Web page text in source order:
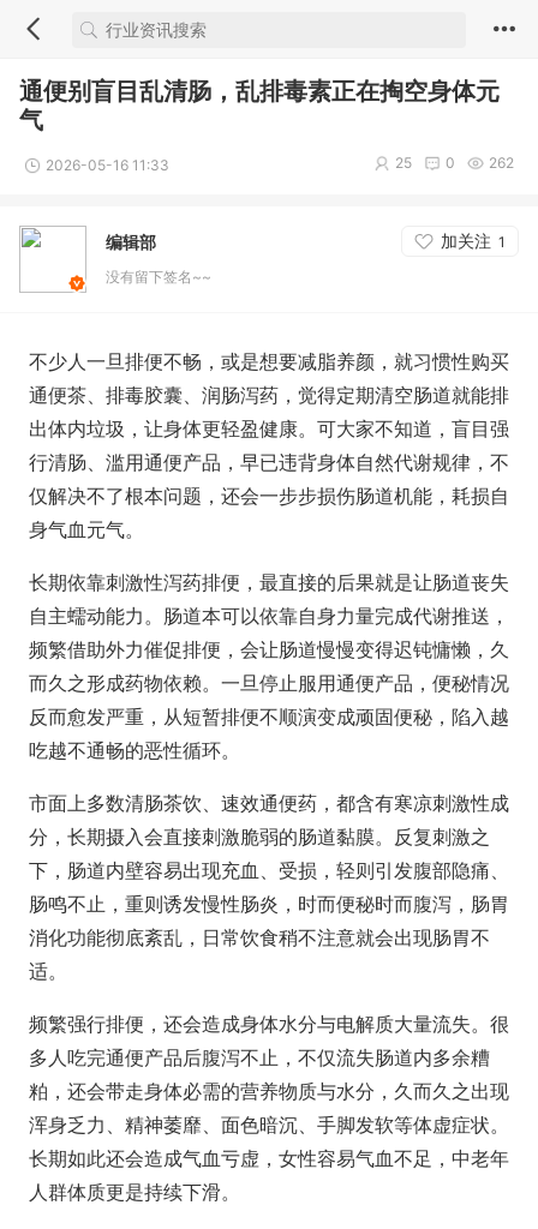
通便别盲目乱清肠，乱排毒素正在掏空身体元
气
2026-05-16 11:33 262
0
25
编辑部 加关注 1
没有留下签名~~
不少人一旦排便不畅，或是想要减脂养颜，就习惯性购买
通便茶、排毒胶囊、润肠泻药，觉得定期清空肠道就能排
出体内垃圾，让身体更轻盈健康。可大家不知道，盲目强
行清肠、滥用通便产品，早已违背身体自然代谢规律，不
仅解决不了根本问题，还会一步步损伤肠道机能，耗损自
身气血元气。
长期依靠刺激性泻药排便，最直接的后果就是让肠道丧失
自主蠕动能力。肠道本可以依靠自身力量完成代谢推送，
频繁借助外力催促排便，会让肠道慢慢变得迟钝慵懒，久
而久之形成药物依赖。一旦停止服用通便产品，便秘情况
反而愈发严重，从短暂排便不顺演变成顽固便秘，陷入越
吃越不通畅的恶性循环。
市面上多数清肠茶饮、速效通便药，都含有寒凉刺激性成
分，长期摄入会直接刺激脆弱的肠道黏膜。反复刺激之
下，肠道内壁容易出现充血、受损，轻则引发腹部隐痛、
肠鸣不止，重则诱发慢性肠炎，时而便秘时而腹泻，肠胃
消化功能彻底紊乱，日常饮食稍不注意就会出现肠胃不
适。
频繁强行排便，还会造成身体水分与电解质大量流失。很
多人吃完通便产品后腹泻不止，不仅流失肠道内多余糟
粕，还会带走身体必需的营养物质与水分，久而久之出现
浑身乏力、精神萎靡、面色暗沉、手脚发软等体虚症状。
长期如此还会造成气血亏虚，女性容易气血不足，中老年
人群体质更是持续下滑。